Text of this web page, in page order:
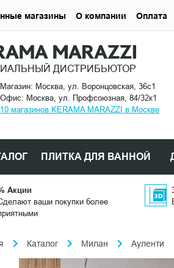
ДИСТРИБЬЮТОР
Магазин: Москва, ул. Воронцовская, 36с1
Офис: Москва, ул. Профсоюзная, 84/32к1
10 магазинов KERAMA MARAZZI в Москве
магазины О компании Оплата
ПЛИТКА ДЛЯ ВАННОЙ
Акции
ваши покупки более
Каталог Милан Ауленти